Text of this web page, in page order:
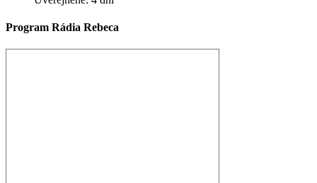
Program Rádia Rebeca